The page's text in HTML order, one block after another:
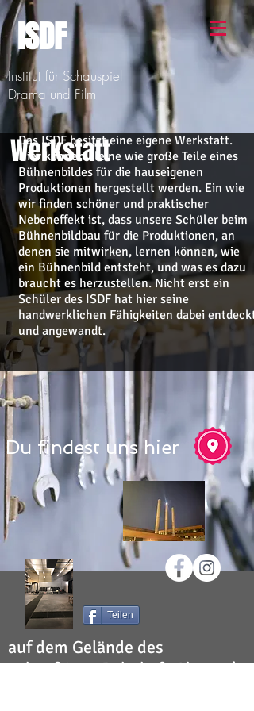
ISDF
Institut für Schauspiel
Drama und Film
Werkstatt
Das ISDF besitzt eine eigene Werkstatt.
Hier können kleine wie große Teile eines
Bühnenbildes für die hauseigenen
Produktionen hergestellt werden. Ein wie
wir finden schöner und praktischer
Nebeneffekt ist, dass unsere Schüler beim
Bühnenbildbau für die Produktionen, an
denen sie mitwirken, lernen können, wie
ein Bühnenbild entsteht, und was es dazu
braucht es herzustellen. Nicht erst ein
Schüler des ISDF hat hier seine
handwerklichen Fähigkeiten dabei entdeckt
und angewandt.
Teilen
auf dem Gelände des
zukünftigen Bahnhofs Altona /
Du findest uns hier